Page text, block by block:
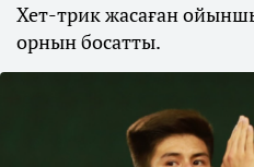
Хет-трик жасаған
орнын босатты.